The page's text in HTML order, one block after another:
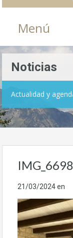
Menú
Noticias
Actualidad y
21/03/2024en